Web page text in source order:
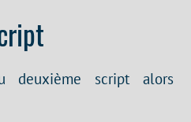
deuxième script alors